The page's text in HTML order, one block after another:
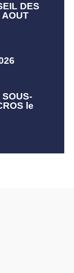
DES
AOUT
le